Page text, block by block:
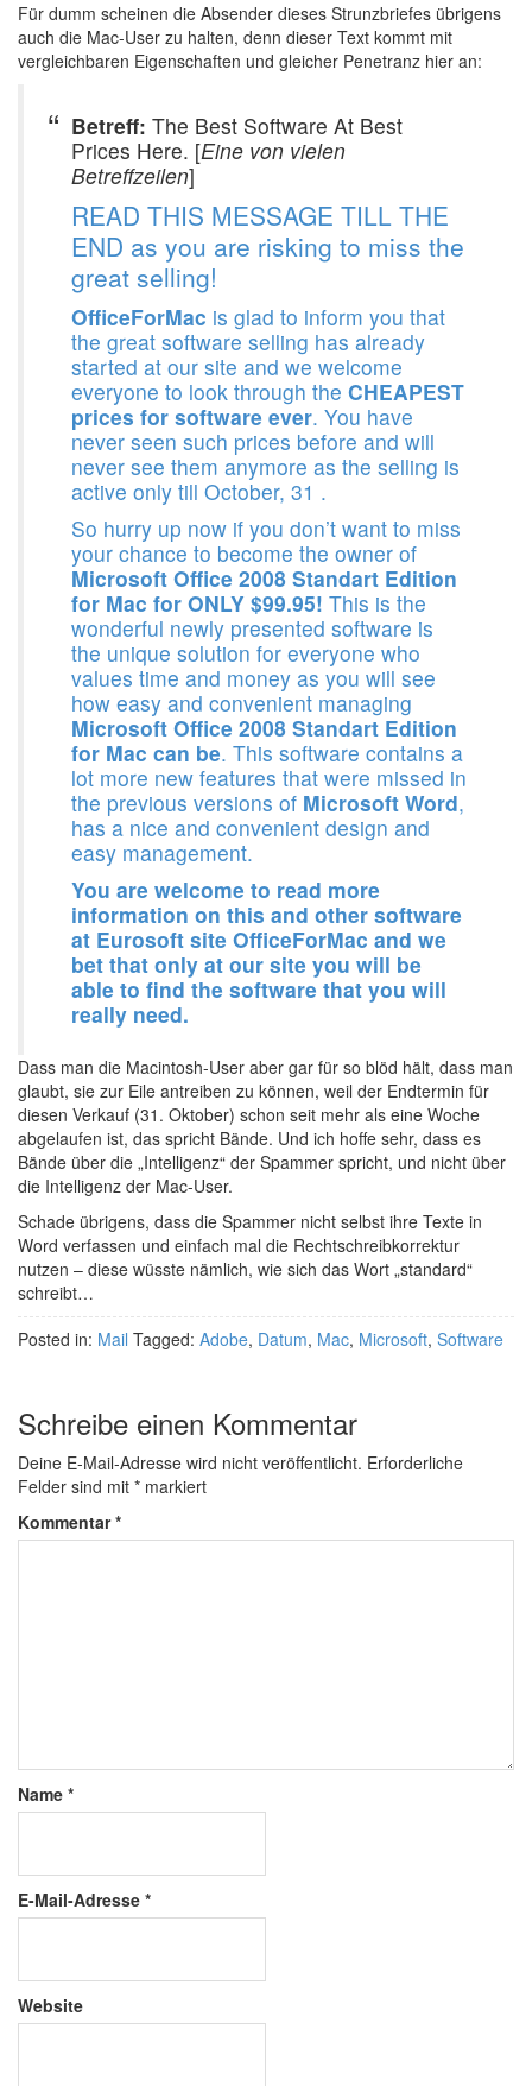
Für dumm scheinen die Absender dieses Strunzbriefes übrigens
auch die Mac-User zu halten, denn dieser Text kommt mit
vergleichbaren Eigenschaften und gleicher Penetranz hier an:
Betreff: The Best Software At Best
Prices Here. [Eine von vielen
Betreffzeilen]
READ THIS MESSAGE TILL THE
END as you are risking to miss the
great selling!
OfficeForMac is glad to inform you that
the great software selling has already
started at our site and we welcome
everyone to look through the CHEAPEST
prices for software ever. You have
never seen such prices before and will
never see them anymore as the selling is
active only till October, 31 .
So hurry up now if you don’t want to miss
your chance to become the owner of
Microsoft Office 2008 Standart Edition
for Mac for ONLY $99.95! This is the
wonderful newly presented software is
the unique solution for everyone who
values time and money as you will see
how easy and convenient managing
Microsoft Office 2008 Standart Edition
for Mac can be. This software contains a
lot more new features that were missed in
the previous versions of Microsoft Word,
has a nice and convenient design and
easy management.
You are welcome to read more
information on this and other software
at Eurosoft site OfficeForMac and we
bet that only at our site you will be
able to find the software that you will
really need.
Dass man die Macintosh-User aber gar für so blöd hält, dass man
glaubt, sie zur Eile antreiben zu können, weil der Endtermin für
diesen Verkauf (31. Oktober) schon seit mehr als eine Woche
abgelaufen ist, das spricht Bände. Und ich hoffe sehr, dass es
Bände über die „Intelligenz“ der Spammer spricht, und nicht über
die Intelligenz der Mac-User.
Schade übrigens, dass die Spammer nicht selbst ihre Texte in
Word verfassen und einfach mal die Rechtschreibkorrektur
nutzen – diese wüsste nämlich, wie sich das Wort „standard“
schreibt…
Posted in: Mail Tagged: Adobe, Datum, Mac, Microsoft, Software
Schreibe einen Kommentar
Deine E-Mail-Adresse wird nicht veröffentlicht. Erforderliche
Felder sind mit * markiert
Kommentar*
Name *
E-Mail-Adresse *
Website